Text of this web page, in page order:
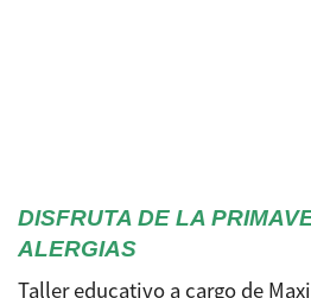
DISFRUTA DE LA
ALERGIAS
Taller educativo a cargo de